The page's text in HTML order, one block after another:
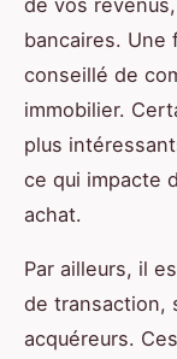
bancaires.
conseillé de
immobilier.
plus
ce qui impacte
achat.
Par ailleurs, il
de transaction,
acquéreurs.